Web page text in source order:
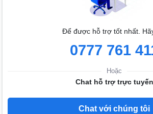
Để được hỗ trợ tốt nhất.
0777 761
Hoặc
Chat hỗ trợ trực tuyến
Chat với chúng tôi